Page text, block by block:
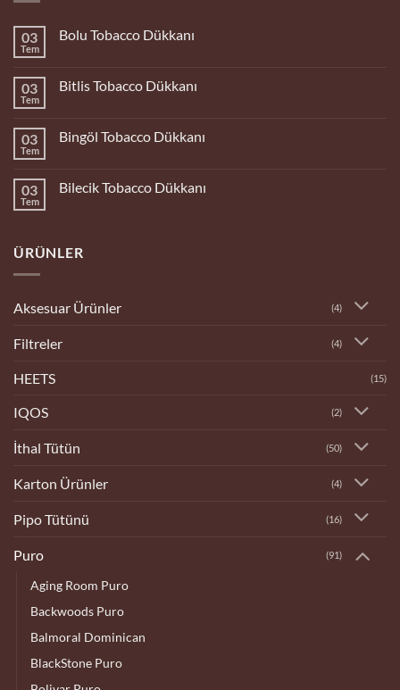
03
Tem
Bolu Tobacco Dükkanı
Tobacco
03
Tem
Bitlis Tobacco Dükkanı
Tobacco
03
Tem
Bingöl Tobacco Dükkanı
Tobacco
03
Tem
Bilecik Tobacco Dükkanı
Dükkanı
ÜRÜNLER
Aksesuar Ürünler (4)
Filtreler (4)
HEETS (15)
IQOS (2)
İthal Tütün (50)
Karton Ürünler (4)
Pipo Tütünü (16)
Puro (91)
Aging Room Puro
Backwoods Puro
Balmoral Dominican
BlackStone Puro